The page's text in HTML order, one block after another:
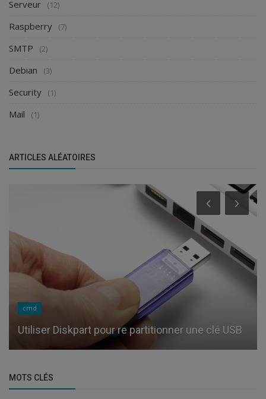
Serveur (12)
Raspberry (7)
SMTP (2)
Debian (3)
Security (1)
Mail (1)
ARTICLES ALÉATOIRES
cmd
Utiliser Diskpart pour re partitionner une clé USB
MOTS CLÉS